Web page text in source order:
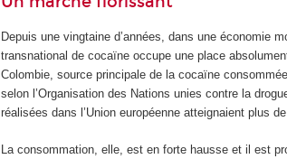
Depuis une vingtaine d’années, dans une économie
transnational de cocaïne occupe une place
Colombie, source principale de la cocaïne
selon l’Organisation des Nations unies contre la
réalisées dans l’Union européenne atteignaient plus
La consommation, elle, est en forte hausse et il est